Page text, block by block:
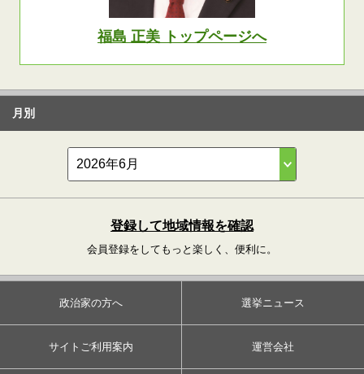
福島 正美 トップページへ
月別
登録して地域情報を確認
会員登録をしてもっと楽しく、便利に。
政治家の方へ 選挙ニュース
サイトご利用案内 運営会社